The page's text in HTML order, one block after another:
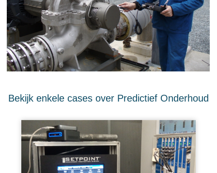
Bekijk enkele cases over Predictief Onderhoud